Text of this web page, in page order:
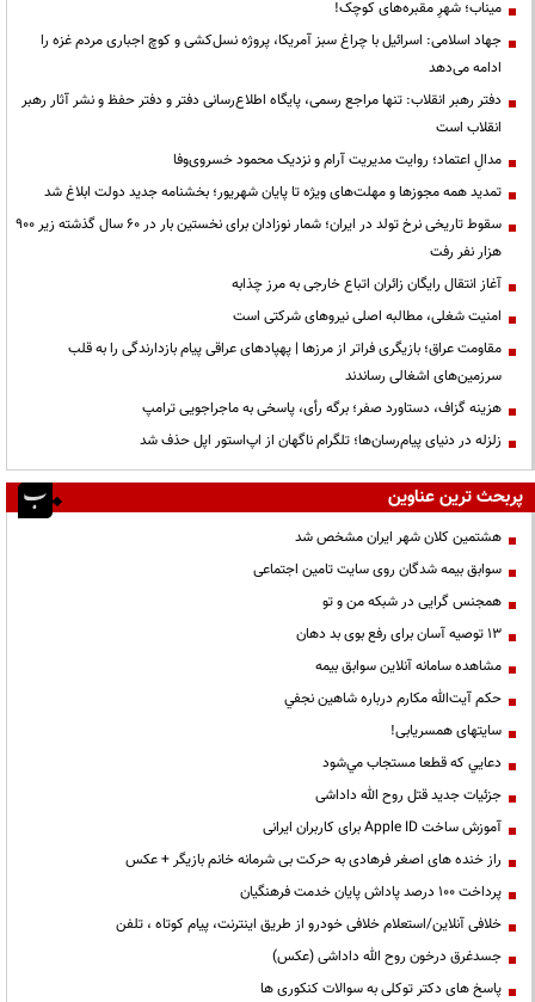
میناب؛ شهرِ مقبره‌های کوچک!
جهاد اسلامی: اسرائیل با چراغ سبز آمریکا، پروژه نسل‌کشی و کوچ اجباری مردم غزه را
ادامه می‌دهد
دفتر رهبر انقلاب: تنها مراجع رسمی، پایگاه اطلاع‌رسانی دفتر و دفتر حفظ و نشر آثار رهبر
انقلاب است
مدالِ اعتماد؛ روایت مدیریت آرام و نزدیک محمود خسروی‌وفا
تمدید همه مجوزها و مهلت‌های ویژه تا پایان شهریور؛ بخشنامه جدید دولت ابلاغ شد
سقوط تاریخی نرخ تولد در ایران؛ شمار نوزادان برای نخستین بار در ۶۰ سال گذشته زیر ۹۰۰
هزار نفر رفت
آغاز انتقال رایگان زائران اتباع خارجی به مرز چذابه
‌امنیت شغلی، مطالبه اصلی نیروهای شرکتی است
مقاومت عراق؛ بازیگری فراتر از مرزها | پهپادهای عراقی پیام بازدارندگی را به قلب
سرزمین‌های اشغالی رساندند
هزینه گزاف، دستاورد صفر؛ برگه رأی، پاسخی به ماجراجویی ترامپ
زلزله در دنیای پیام‌رسان‌ها؛ تلگرام ناگهان از اپ‌استور اپل حذف شد
پربحث ترین عناوین
هشتمین کلان شهر ایران مشخص شد
سوابق بیمه شدگان روی سایت تامین اجتماعی
همجنس گرایی در شبکه من و تو
13 توصیه آسان برای رفع بوی بد دهان
مشاهده سامانه آنلاين سوابق بیمه
حكم آيت‌الله مكارم درباره شاهين نجفي
سایتهای همسریابی!
دعايي كه قطعا مستجاب مي‌شود
جزئیات جدید قتل روح الله داداشی
آموزش ساخت Apple ID برای کاربران ایرانی
راز خنده های اصغر فرهادی به حرکت بی شرمانه خانم بازیگر + عکس
پرداخت ۱۰۰ درصد پاداش پایان خدمت فرهنگیان
خلافی آنلاین/استعلام خلافی خودرو از طریق اینترنت، پیام کوتاه ، تلفن
جسدغرق درخون روح الله داداشی (عکس)
پاسخ های دکتر توکلی به سوالات کنکوری ها